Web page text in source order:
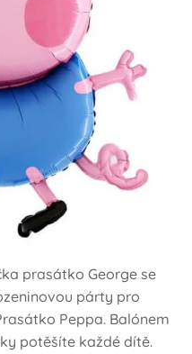
prasátko George se
párty pro
Peppa. Balónem
potěšíte každé dítě.